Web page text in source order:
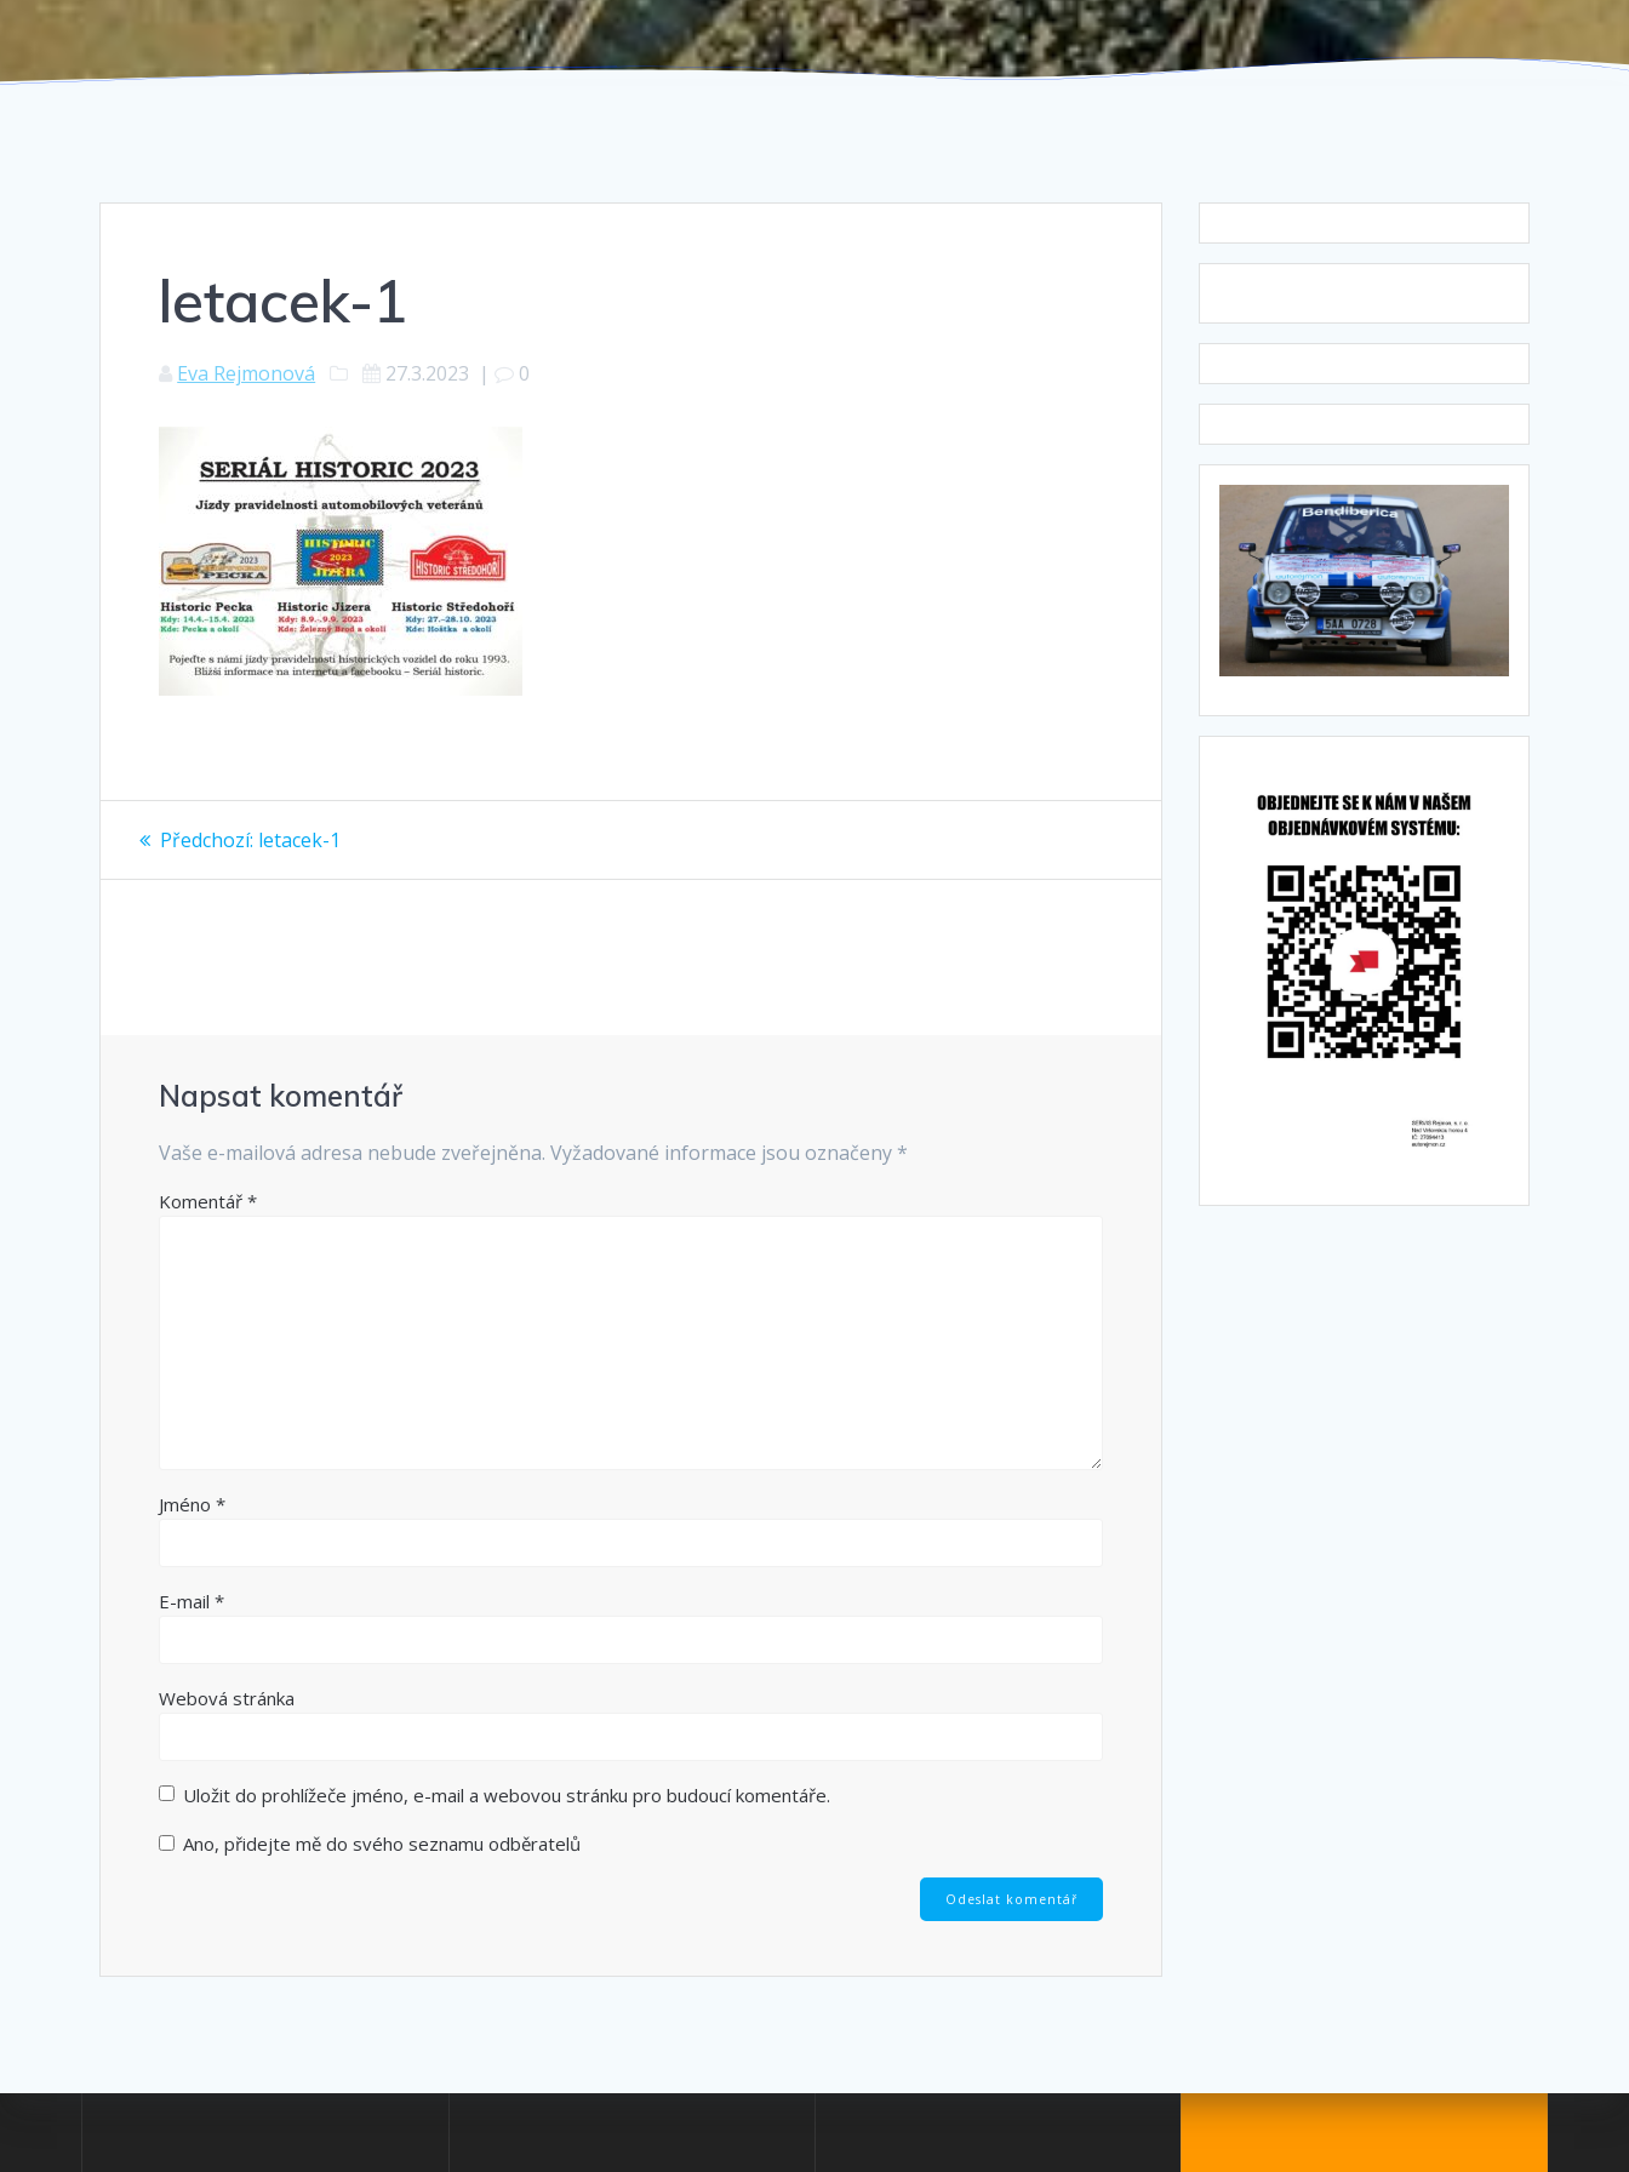
letacek-1
Eva Rejmonová 27.3.2023 | 0
Navigace
pro
Předchozí: Předchozí
letacek-1
Napsat komentář
Vaše e-mailová adresa nebude zveřejněna. Vyžadované informace jsou označeny *
Komentář*
Jméno*
E-mail*
Webová stránka
Uložit do prohlížeče jméno, e-mail a webovou stránku pro budoucí komentáře.
Ano, přidejte mě do svého seznamu odběratelů